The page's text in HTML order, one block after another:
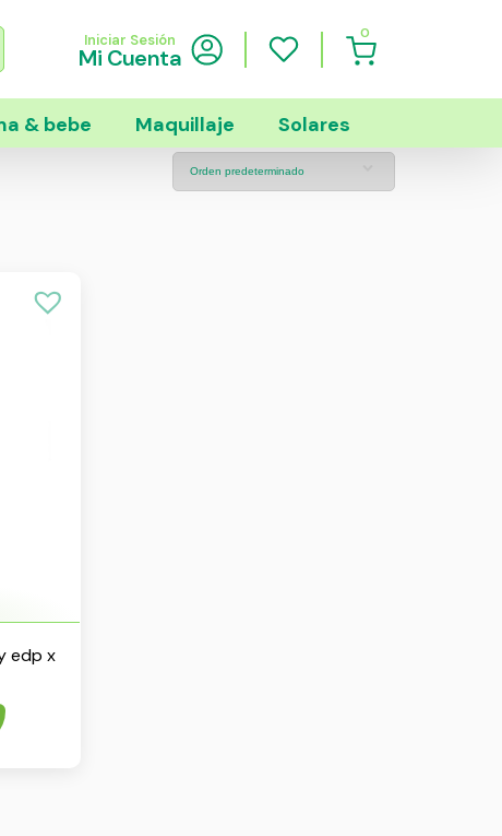
Iniciar Sesión
Mi Cuenta
0
& bebe Maquillaje Solares
edp x